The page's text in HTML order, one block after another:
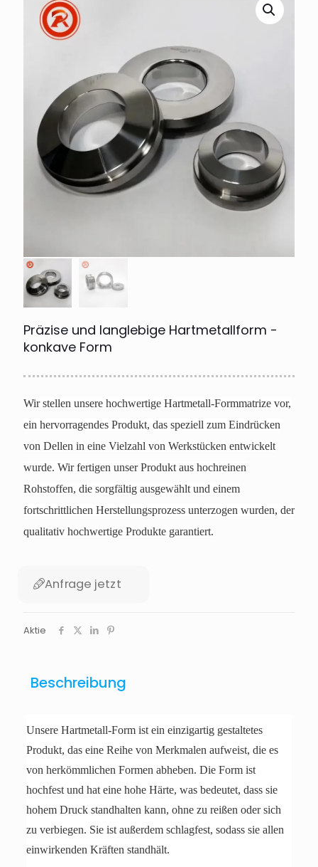
Präzise und langlebige Hartmetallform -
konkave Form
Wir stellen unsere hochwertige Hartmetall-Formmatrize vor,
ein hervorragendes Produkt, das speziell zum Eindrücken
von Dellen in eine Vielzahl von Werkstücken entwickelt
wurde. Wir fertigen unser Produkt aus hochreinen
Rohstoffen, die sorgfältig ausgewählt und einem
fortschrittlichen Herstellungsprozess unterzogen wurden, der
qualitativ hochwertige Produkte garantiert.
Anfrage jetzt
Aktie
Beschreibung
Unsere Hartmetall-Form ist ein einzigartig gestaltetes
Produkt, das eine Reihe von Merkmalen aufweist, die es
von herkömmlichen Formen abheben. Die Form ist
hochfest und hat eine hohe Härte, was bedeutet, dass sie
hohem Druck standhalten kann, ohne zu reißen oder sich
zu verbiegen. Sie ist außerdem schlagfest, sodass sie allen
einwirkenden Kräften standhält.